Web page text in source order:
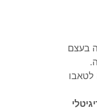
בעצם
לטאבו